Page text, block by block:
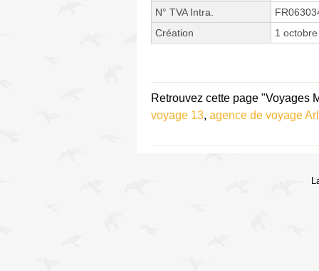
N° TVA Intra.
Création
1
Retrouvez cette page "Voyages
voyage 13, agence de voyage